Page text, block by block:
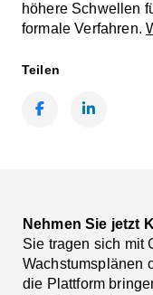
höhere Schwellen
formale Verfahren.
Teilen
Nehmen Sie jetzt
Sie tragen sich mit
Wachstumsplänen
die Plattform